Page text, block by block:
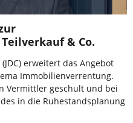
& Co.
erweitert das Angebot
Immobilienverrentung.
Vermittler geschult und bei
in die Ruhestandsplanung